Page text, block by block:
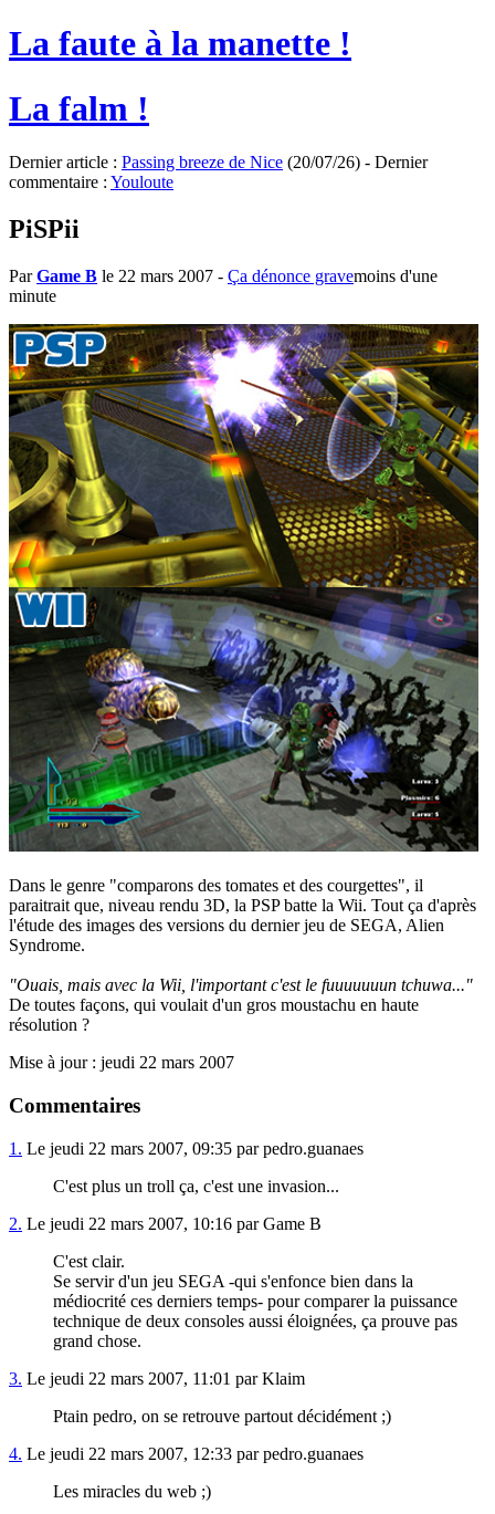
La faute à la manette !
La falm !
Dernier article : Passing breeze de Nice (20/07/26) - Dernier
commentaire : Youloute
PiSPii
ParGame B le 22 mars 2007 - Ça dénonce gravemoins d'une
minute
Dans le genre "comparons des tomates et des courgettes", il
paraitrait que, niveau rendu 3D, la PSP batte la Wii. Tout ça d'après
l'étude des images des versions du dernier jeu de SEGA, Alien
Syndrome.
"Ouais, mais avec la Wii, l'important c'est le fuuuuuuun tchuwa..."
De toutes façons, qui voulait d'un gros moustachu en haute
résolution ?
Mise à jour : jeudi 22 mars 2007
Commentaires
1. Le jeudi 22 mars 2007, 09:35 par pedro.guanaes
C'est plus un troll ça, c'est une invasion...
2. Le jeudi 22 mars 2007, 10:16 par Game B
C'est clair.
Se servir d'un jeu SEGA -qui s'enfonce bien dans la
médiocrité ces derniers temps- pour comparer la puissance
technique de deux consoles aussi éloignées, ça prouve pas
grand chose.
3. Le jeudi 22 mars 2007, 11:01 par Klaim
Ptain pedro, on se retrouve partout décidément ;)
4. Le jeudi 22 mars 2007, 12:33 par pedro.guanaes
Les miracles du web ;)